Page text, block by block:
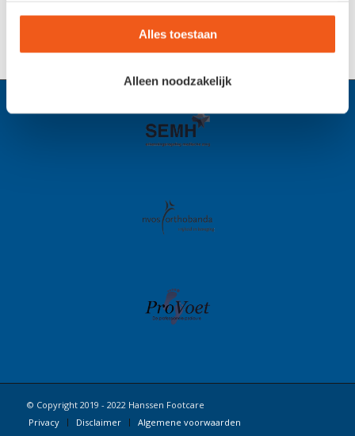
Alles toestaan
Alleen noodzakelijk
Aangepaste schoenen: voor elke voet de juiste oplossing
© Copyright 2019 - 2022 Hanssen Footcare
Privacy
Disclaimer Algemene voorwaarden